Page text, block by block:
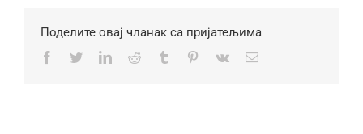
Поделите овај чланак са пријатељима
Facebook
TwitterLinkedInReddit Tumblr Pinterest
Vk Email